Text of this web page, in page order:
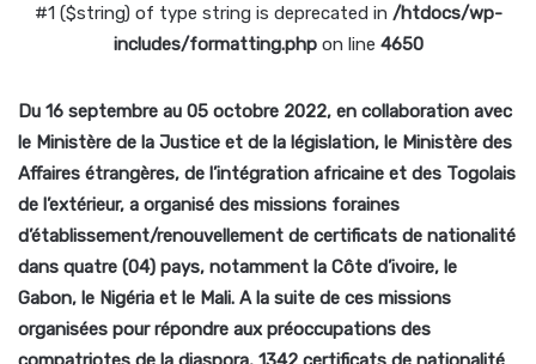
#1 ($string) of type string is deprecated in /htdocs/wp-
includes/formatting.phpon line 4650
Du 16 septembre au 05 octobre 2022, en collaboration avec
le Ministère de la Justice et de la législation, le Ministère des
Affaires étrangères, de l’intégration africaine et des Togolais
de l’extérieur, a organisé des missions foraines
d’établissement/renouvellement de certificats de nationalité
dans quatre (04) pays, notamment la Côte d’ivoire, le
Gabon, le Nigéria et le Mali. A la suite de ces missions
organisées pour répondre aux préoccupations des